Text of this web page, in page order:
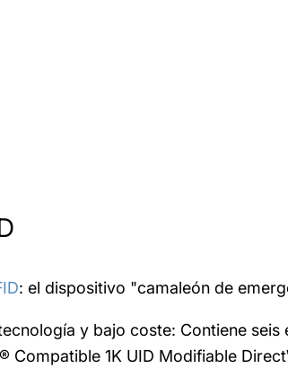
: el dispositivo "camaleón de
y bajo coste: Contiene
Compatible 1K UID Modifiable